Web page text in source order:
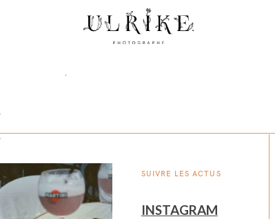
SUIVRE LES ACTUS
INSTAGRAM